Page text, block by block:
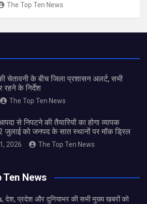
The Top Ten News
की चेतावनी के बीच जिला प्रशासन अलर्ट, सभी
रहने के निर्देश
The Top Ten News
से निपटने की तैयारियों का होगा व्यापक
2 जुलाई को जनपद के सात स्थानों पर मॉक ड्रिल
2026 The Top Ten News
Ten News
, देश, प्रदेश और दुनियाभर की सभी मुख्य खबरों को